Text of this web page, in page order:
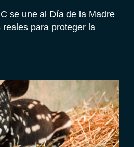
se une al Día de la Madre
para proteger la